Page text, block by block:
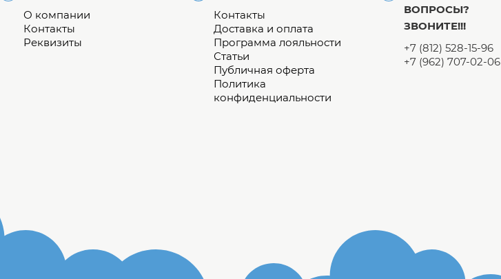
О компании
Контакты
Реквизиты
Контакты
Доставка и оплата
Программа лояльности
Статьи
Публичная оферта
Политика
конфиденциальности
ВОПРОСЫ?
ЗВОНИТЕ!!!
+7 (812) 528-15-96
+7 (962) 707-02-06